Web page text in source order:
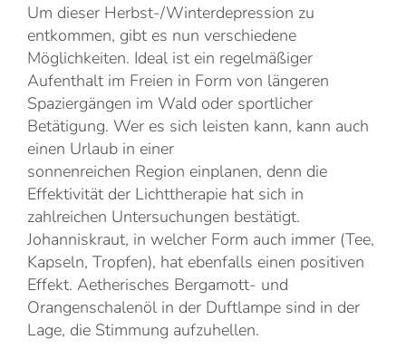
Um dieser Herbst-/Winterdepression zu
entkommen, gibt es nun verschiedene
Möglichkeiten. Ideal ist ein regelmäßiger
Aufenthalt im Freien in Form von längeren
Spaziergängen im Wald oder sportlicher
Betätigung. Wer es sich leisten kann, kann auch
einen Urlaub in einer
sonnenreichen Region einplanen, denn die
Effektivität der Lichttherapie hat sich in
zahlreichen Untersuchungen bestätigt.
Johanniskraut, in welcher Form auch immer (Tee,
Kapseln, Tropfen), hat ebenfalls einen positiven
Effekt. Aetherisches Bergamott- und
Orangenschalenöl in der Duftlampe sind in der
Lage, die Stimmung aufzuhellen.